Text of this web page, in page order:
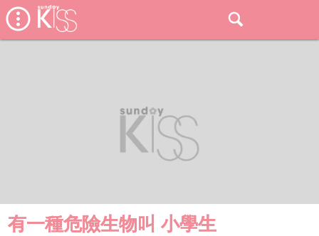
有一種危險生物叫 小學生